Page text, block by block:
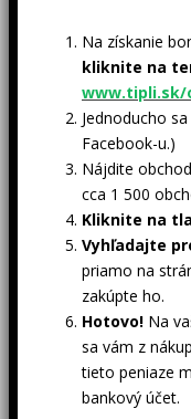
Na získanie
kliknite na
www.tipli.sk/
Jednoducho
Facebook-u.)
Nájdite
cca 1 500
Kliknite na
Vyhľadajte
priamo na
zakúpte ho.
Hotovo! Na
sa vám z
tieto peniaze
bankový účet.